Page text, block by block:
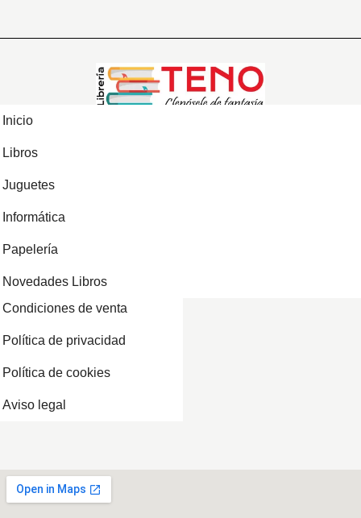
Inicio
Libros
Juguetes
Informática
Papelería
Novedades Libros
Condiciones de venta
Política de privacidad
Política de cookies
Aviso legal